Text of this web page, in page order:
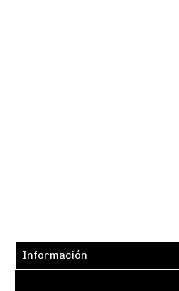
Información